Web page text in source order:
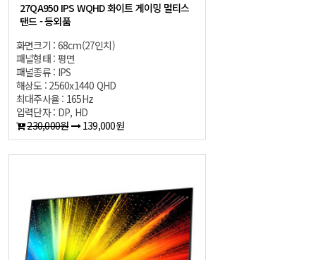
27QA950 IPS WQHD 화이트 게이밍 멀티스
탠드 - 등외품
화면크기 : 68cm(27인치)
패널형태 : 평면
패널종류 : IPS
해상도 : 2560x1440 QHD
최대주사율 : 165Hz
입력단자 : DP, HD
230,000원
139,000원